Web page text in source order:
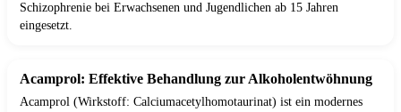
Schizophrenie bei Erwachsenen und Jugendlichen ab 15 Jahren
eingesetzt.
Acamprol: Effektive Behandlung zur Alkoholentwöhnung
Acamprol (Wirkstoff: Calciumacetylhomotaurinat) ist ein modernes